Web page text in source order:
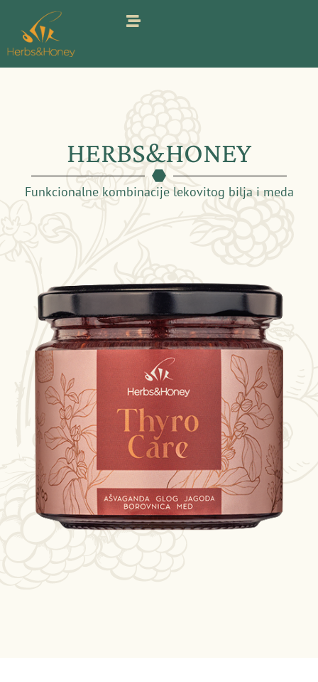
sadržaj
HERBS&HONEY
Funkcionalne kombinacije lekovitog bilja i meda